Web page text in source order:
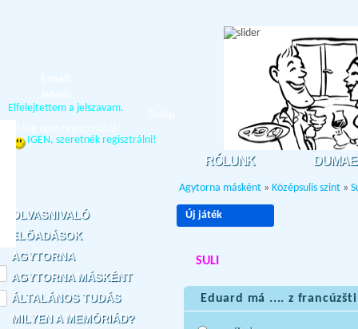
Elfelejtettem a jelszavam.
IGEN, szeretnék regisztrálni!
RÓLUNK
Agytorna másként » Középsulis szint »
OLVASNIVALÓ
ELŐADÁSOK
AGYTORNA
AGYTORNA MÁSKÉNT
ÁLTALÁNOS TUDÁS
MILYEN A MEMÓRIÁD?
Új játék
SULI
Eduard má .... z